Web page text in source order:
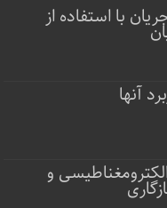
با استفاده از
آنها
و